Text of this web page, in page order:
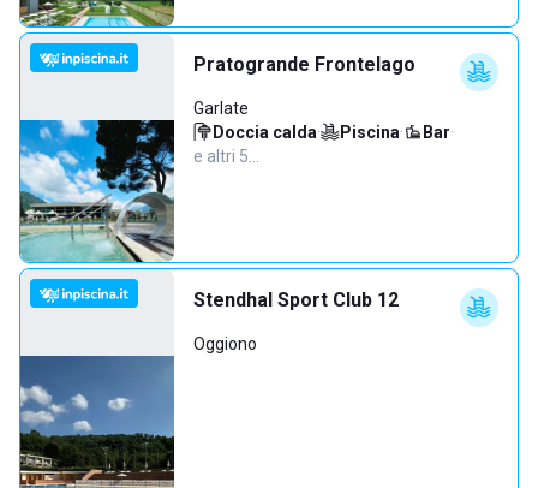
Pratogrande Frontelago
Garlate
Doccia calda· Piscina· Bar·
e altri 5…
Stendhal Sport Club 12
Oggiono